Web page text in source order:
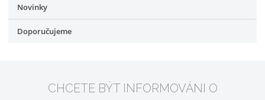
Novinky
Doporučujeme
CHCETE BÝT INFORMOVÁNI O